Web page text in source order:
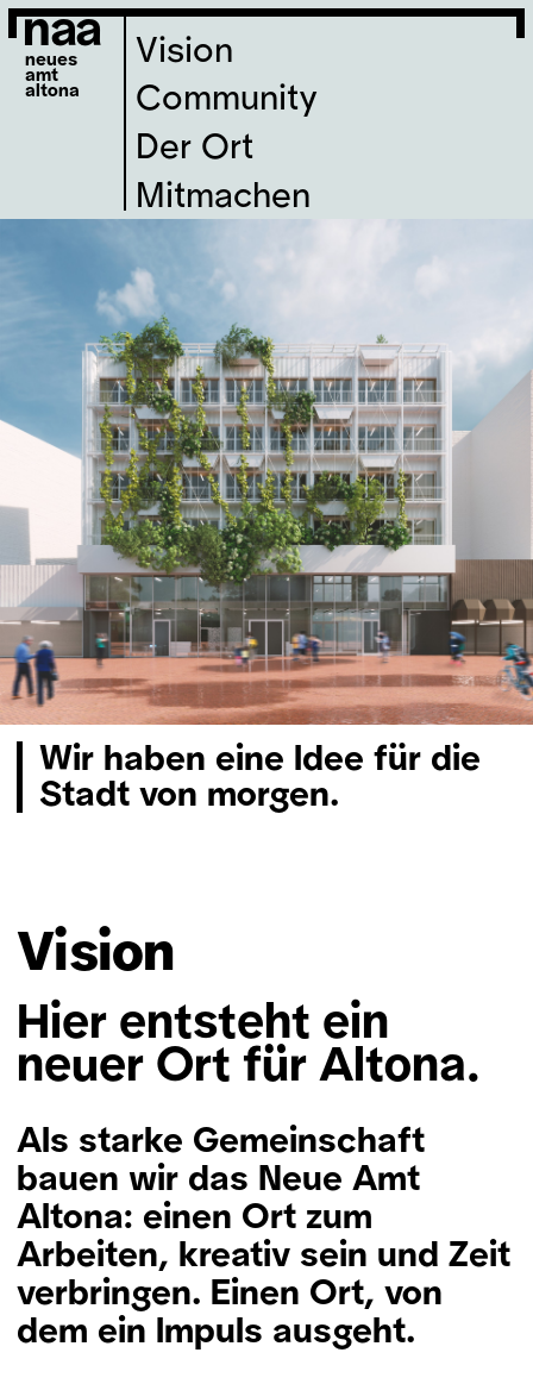
naa
Vision
Community
Der Ort
Mitmachen
neues
amt
altona
Wir haben eine Idee für die
Stadt von morgen.
Vision
Hier entsteht ein
neuer Ort für Altona.
Als starke Gemeinschaft
bauen wir das Neue Amt
Altona: einen Ort zum
Arbeiten, kreativ sein und Zeit
verbringen. Einen Ort, von
dem ein Impuls ausgeht.